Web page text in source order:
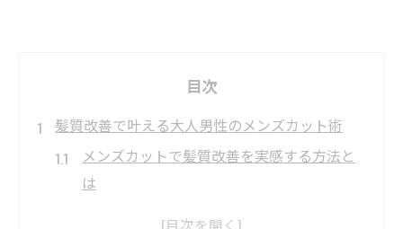
目次
髪質改善で叶える大人男性のメンズカット術
メンズカットで髪質改善を実感する方法と
は